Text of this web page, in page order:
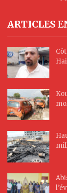
ARTICLES